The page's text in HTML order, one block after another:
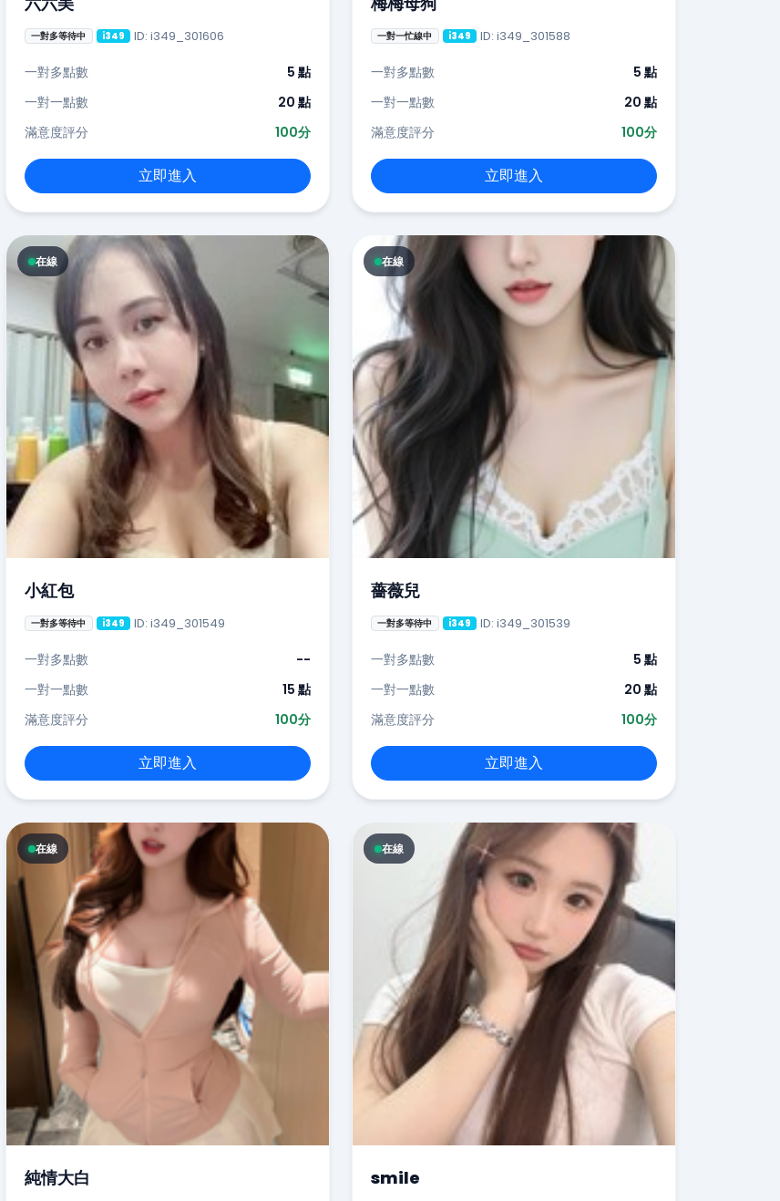
一對多等待中 i349 ID: i349_301606
一對多點數
5 點
一對一點數
20 點
滿意度評分
100分
立即進入
一對一忙線中 i349 ID: i349_301588
一對多點數
5 點
一對一點數
20 點
滿意度評分
100分
立即進入
在線
小紅包
一對多等待中 i349 ID: i349_301549
一對多點數
--
一對一點數
15 點
滿意度評分
100分
立即進入
在線
薔薇兒
一對多等待中 i349 ID: i349_301539
一對多點數
5 點
一對一點數
20 點
滿意度評分
100分
立即進入
在線
純情大白
在線
smile